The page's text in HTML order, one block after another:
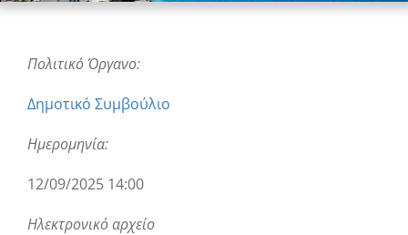
Πολιτικό Όργανο:
Δημοτικό Συμβούλιο
Ημερομηνία:
12/09/2025 14:00
Ηλεκτρονικό αρχείο